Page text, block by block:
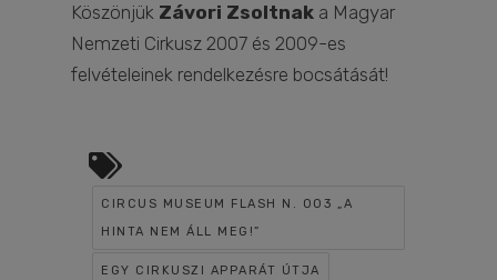
Köszönjük Závori Zsoltnak a Magyar
Nemzeti Cirkusz 2007 és 2009-es
felvételeinek rendelkezésre bocsátását!
CIRCUS MUSEUM FLASH N. 003 „A
HINTA NEM ÁLL MEG!”
EGY CIRKUSZI APPARÁT ÚTJA